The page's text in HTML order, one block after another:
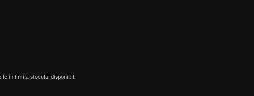
in limita stocului disponibil.